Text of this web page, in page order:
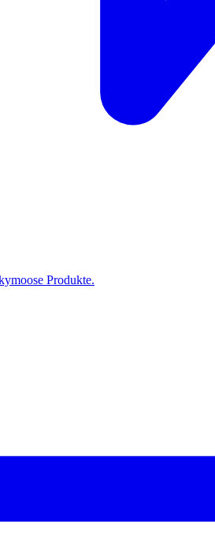
Produkte.